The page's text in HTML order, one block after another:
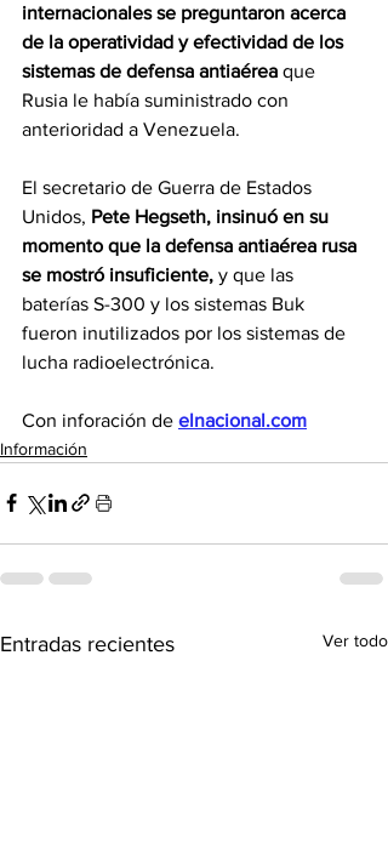
internacionales se preguntaron acerca
de la operatividad y efectividad de los
sistemas de defensa antiaérea que
Rusia le había suministrado con
anterioridad a Venezuela.
El secretario de Guerra de Estados
Unidos, Pete Hegseth, insinuó en su
momento que la defensa antiaérea rusa
se mostró insuficiente, y que las
baterías S-300 y los sistemas Buk
fueron inutilizados por los sistemas de
lucha radioelectrónica.
Con inforación de elnacional.com
Información
Entradas recientes Ver todo